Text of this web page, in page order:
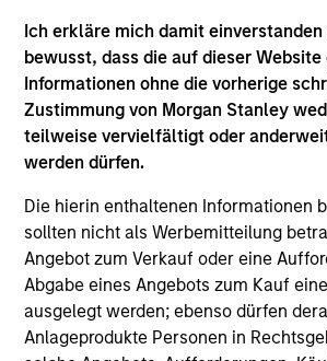
Ich erkläre mich damit einverstanden
bewusst, dass die auf dieser
Informationen ohne die vorherige
Zustimmung von Morgan Stanley
teilweise vervielfältigt oder
werden dürfen.
Die hierin enthaltenen Informationen
sollten nicht als Werbemitteilung
Angebot zum Verkauf oder eine
Abgabe eines Angebots zum Kauf
ausgelegt werden; ebenso dürfen
Anlageprodukte Personen in
Baring Private Equity Partners India
was with Ontario Teachers’ Pension
is based in Mumbai. Mr. Saigal is a
London School of Economics and
M.B.A. from Columbia Business
Team Insights